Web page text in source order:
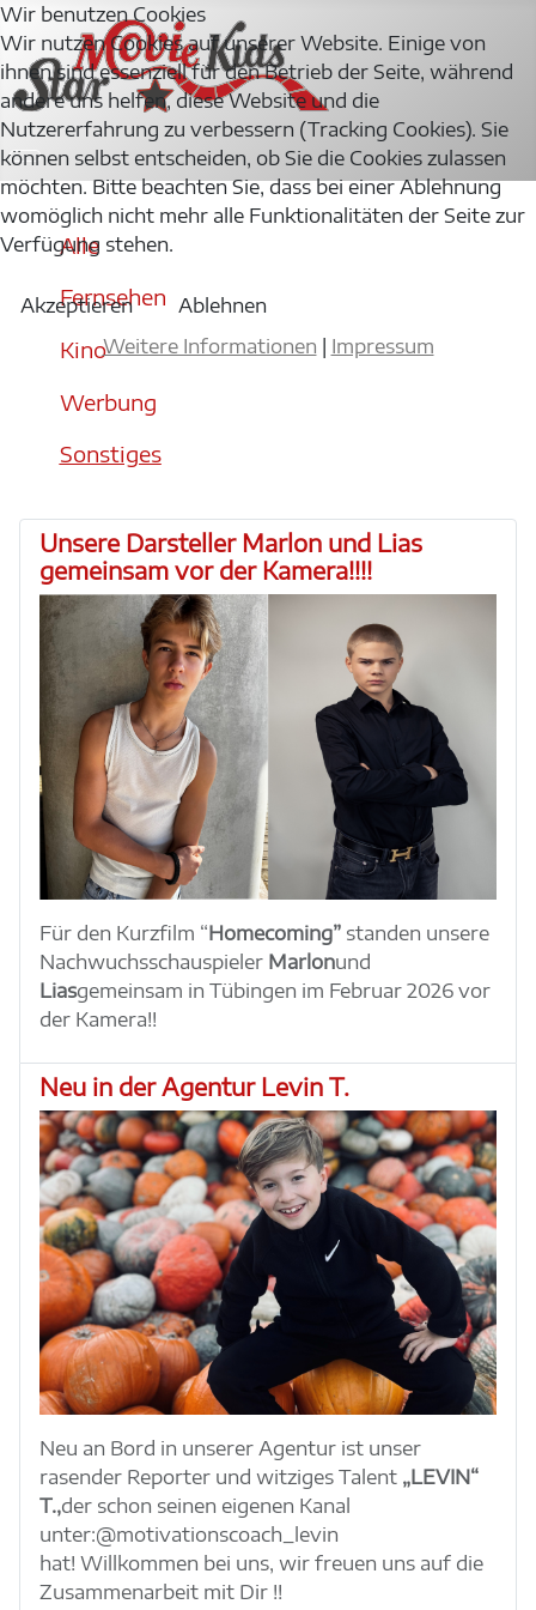
Alle
Fernsehen
Kino
Werbung
Sonstiges
Unsere Darsteller Marlon und Lias
gemeinsam vor der Kamera!!!!
Für den Kurzfilm “Homecoming” standen unsere
Nachwuchsschauspieler Marlonund
Liasgemeinsam in Tübingen im Februar 2026 vor
der Kamera!!
Neu in der Agentur Levin T.
Neu an Bord in unserer Agentur ist unser
rasender Reporter und witziges Talent „LEVIN“
T.,der schon seinen eigenen Kanal
unter:@motivationscoach_levin
hat! Willkommen bei uns, wir freuen uns auf die
Zusammenarbeit mit Dir !!
Wir benutzen Cookies
Wir nutzen Cookies auf unserer Website. Einige von
ihnen sind essenziell für den Betrieb der Seite, während
andere uns helfen, diese Website und die
Nutzererfahrung zu verbessern (Tracking Cookies). Sie
können selbst entscheiden, ob Sie die Cookies zulassen
möchten. Bitte beachten Sie, dass bei einer Ablehnung
womöglich nicht mehr alle Funktionalitäten der Seite zur
Verfügung stehen.
Akzeptieren
Ablehnen
Weitere Informationen
Impressum